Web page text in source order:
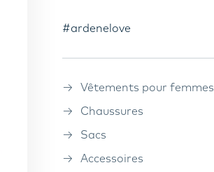
#ardenelove
Vêtements pour femmes
Chaussures
Sacs
Accessoires